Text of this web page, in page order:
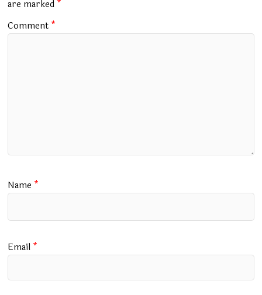
k p
are marked *
Comment *
Name *
Email *